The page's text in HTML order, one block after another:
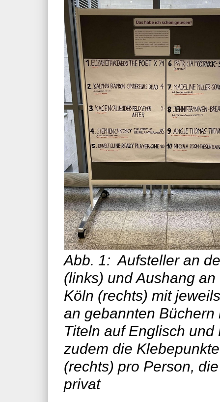
Abb. 1: Aufsteller an
(links) und Aushang
Köln (rechts) mit
an gebannten
Titeln auf Englisch
zudem die
(rechts) pro Person,
privat